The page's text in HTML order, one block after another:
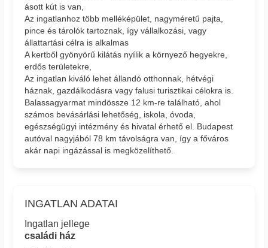
ásott kút is van,
Az ingatlanhoz több melléképület, nagyméretű pajta,
pince és tárolók tartoznak, így vállalkozási, vagy
állattartási célra is alkalmas
A kertből gyönyörű kilátás nyílik a környező hegyekre,
erdős területekre,
Az ingatlan kiváló lehet állandó otthonnak, hétvégi
háznak, gazdálkodásra vagy falusi turisztikai célokra is.
Balassagyarmat mindössze 12 km-re található, ahol
számos bevásárlási lehetőség, iskola, óvoda,
egészségügyi intézmény és hivatal érhető el. Budapest
autóval nagyjából 78 km távolságra van, így a főváros
akár napi ingázással is megközelíthető.
INGATLAN ADATAI
Ingatlan jellege
családi ház